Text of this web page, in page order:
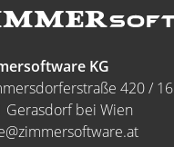
KG
420 / 16
Gerasdorf bei Wien